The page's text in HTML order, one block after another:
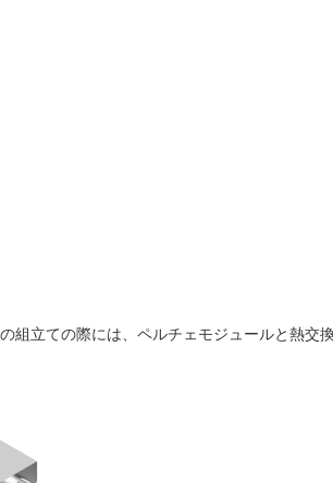
立ての際には、ペルチェモジュールと熱交